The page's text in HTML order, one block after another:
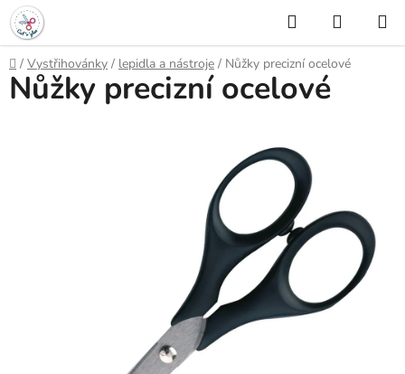
Přejít
na
obsah
Hledat
KOŠÍK
Domů
/ Vystřihovánky / lepidla a nástroje / Nůžky precizní ocelové
Nůžky precizní ocelové